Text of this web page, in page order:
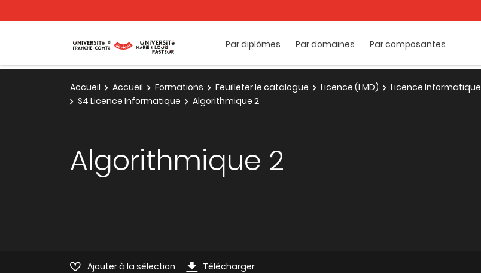
Par diplômes Par domaines Par composantes
Accueil Accueil Formations Feuilleter le catalogue Licence (LMD) Licence Informatique
S4 Licence Informatique
Algorithmique 2
Algorithmique 2
Ajouter à la sélection Télécharger